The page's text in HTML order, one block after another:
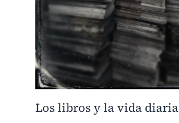
Los libros y la vida diaria